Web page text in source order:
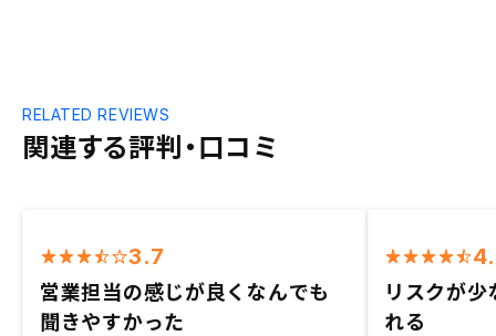
関連する評判・口コミ
RELATED REVIEWS
3.7
営業担当の感じが良くなんでも
聞きやすかった
リスクが
れる